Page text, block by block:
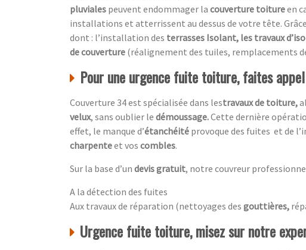
pluviales peuvent endommager la couverture toitureen
installations et atterrissent au dessus de votre tête.
dont : l’installation des terrasses Isolant, les travaux
de couverture (réalignement des tuiles, remplacements
Pour une urgence fuite toiture, faites
Couverture 34 est spécialisée dans lestravaux de toiture,
velux, sans oublier le démoussage.Cette dernière
effet, le manque d’étanchéité provoque des fuites et de
charpenteet vos combles.
Sur la base d’un devis gratuit, notre couvreur
A la détection des fuites
Aux travaux de réparation (nettoyages des gouttières,
Urgence fuite toiture, misez sur notre